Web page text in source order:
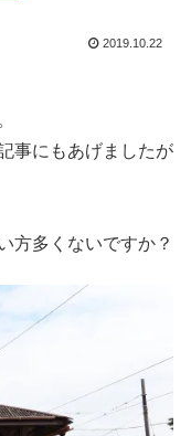
2019.10.22
事にもあげましたが
方多くないですか？